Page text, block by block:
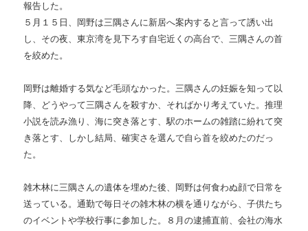
報告した。
５月１５日、岡野は三隅さんに新居へ案内すると言って誘い出
し、その夜、東京湾を見下ろす自宅近くの高台で、三隅さんの首
を絞めた。
岡野は離婚する気など毛頭なかった。三隅さんの妊娠を知って以
降、どうやって三隅さんを殺すか、そればかり考えていた。推理
小説を読み漁り、海に突き落とす、駅のホームの雑踏に紛れて突
き落とす、しかし結局、確実さを選んで自ら首を絞めたのだっ
た。
雑木林に三隅さんの遺体を埋めた後、岡野は何食わぬ顔で日常を
送っている。通勤で毎日その雑木林の横を通りながら、子供たち
のイベントや学校行事に参加した。８月の逮捕直前、会社の海水